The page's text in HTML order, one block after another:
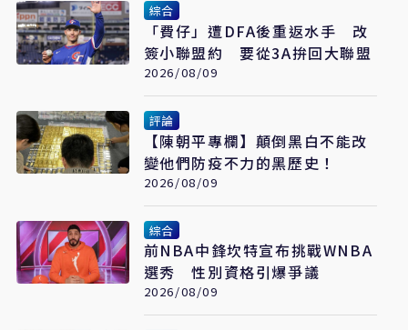
綜合
「費仔」遭DFA後重返水手 改
簽小聯盟約 要從3A拚回大聯盟
2026/08/09
評論
【陳朝平專欄】顛倒黑白不能改
變他們防疫不力的黑歷史！
2026/08/09
綜合
前NBA中鋒坎特宣布挑戰WNBA
選秀 性別資格引爆爭議
2026/08/09